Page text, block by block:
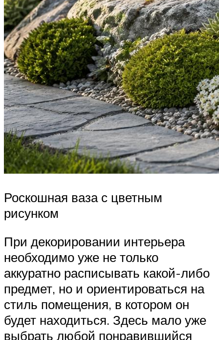
Роскошная ваза с цветным
рисунком
При декорировании интерьера
необходимо уже не только
аккуратно расписывать какой-либо
предмет, но и ориентироваться на
стиль помещения, в котором он
будет находиться. Здесь мало уже
выбрать любой понравившийся